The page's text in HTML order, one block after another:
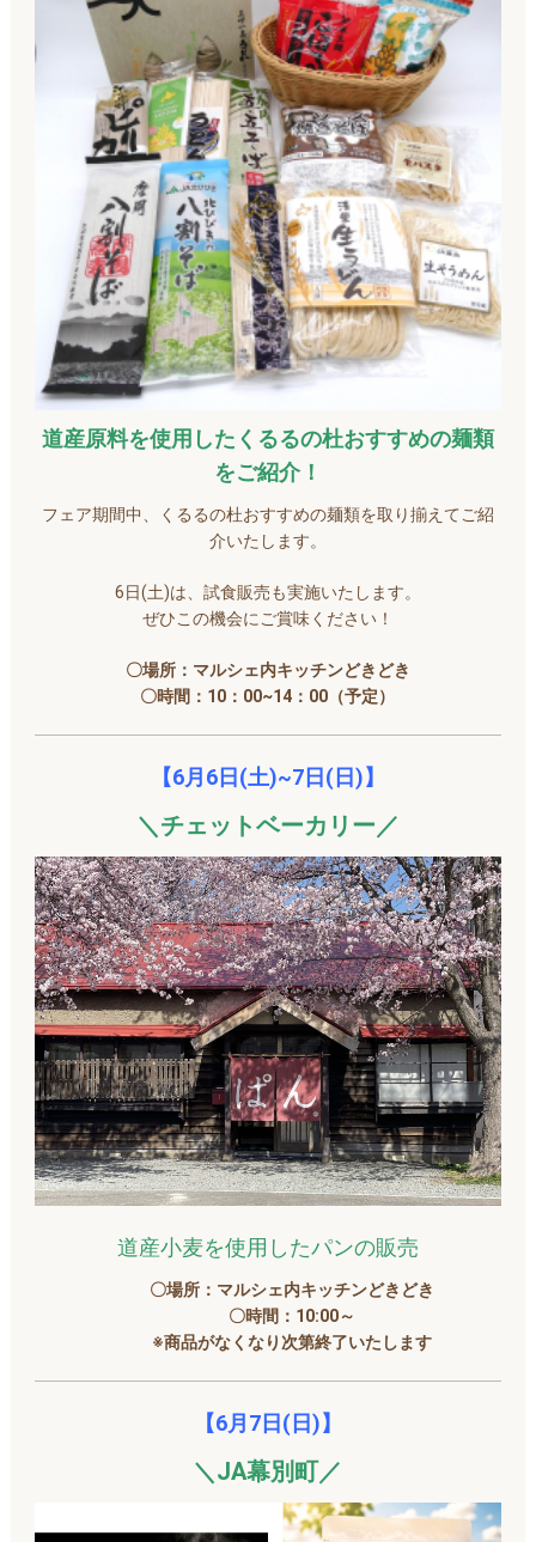
道産原料を使用したくるるの杜おすすめの麺類
をご紹介！
フェア期間中、くるるの杜おすすめの麺類を取り揃えてご紹
介いたします。
6日(土)は、試食販売も実施いたします。
ぜひこの機会にご賞味ください！
〇場所：マルシェ内キッチンどきどき
〇時間：10：00~14：00（予定）
【6月6日(土)~7日(日)】
＼チェットベーカリー／
道産小麦を使用したパンの販売
〇場所：マルシェ内キッチンどきどき
〇時間：10:00～
※商品がなくなり次第終了いたします
【6月7日(日)】
＼JA幕別町／